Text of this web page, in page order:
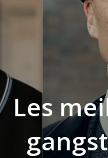
Les